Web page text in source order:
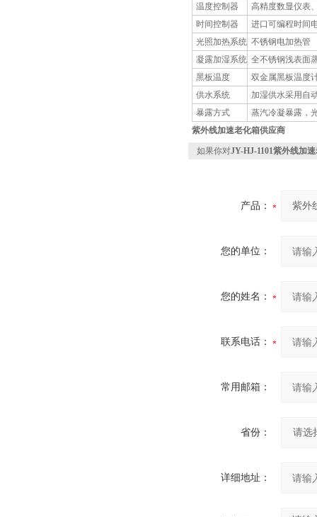
温度控制器
高精度数显仪表
时间控制器
进口可编程时间
光照加热系统 不锈钢电加热管
凝露加湿系统 全不锈钢浅表面
黑板温度
双金属黑板温度
供水系统
加湿供水采用自
暴露方式
蒸汽冷凝暴露，
紫外线加速老化箱供应商
如果你对JY-HJ-1101紫外线加
产品：
您的单位：
您的姓名：
联系电话：
常用邮箱：
省份：
详细地址：